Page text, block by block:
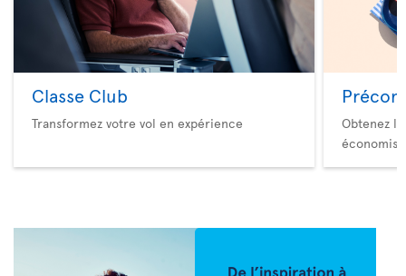
Classe Club
Transformez votre vol en expérience
Obtenez